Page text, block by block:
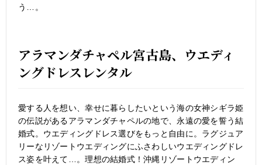
う…。
アラマンダチャペル宮古島、ウエディ
ングドレスレンタル
愛する人を想い、幸せに暮らしたいという海の女神シギラ姫
の伝説があるアラマンダチャペルの地で、永遠の愛を誓う結
婚式。ウエディングドレス選びをもっと自由に。ラグジュア
リーなリゾートウエディングにふさわしいウエディングドレ
ス姿を叶えて…。理想の結婚式！沖縄リゾートウエディン